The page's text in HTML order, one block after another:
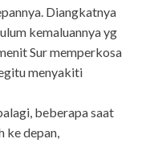
Diangkatnya
kemaluannya yg
Sur memperkosa
menyakiti
beberapa saat
ke depan,